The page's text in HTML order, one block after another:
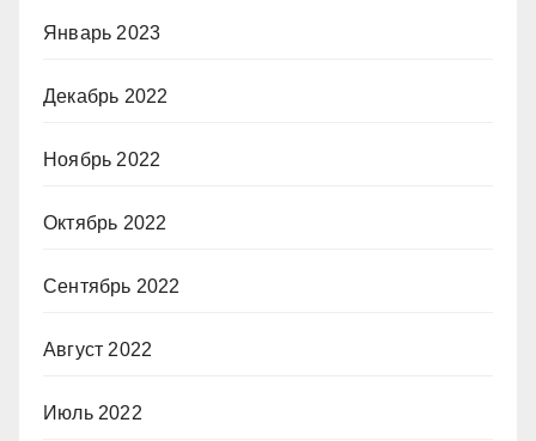
Январь 2023
Декабрь 2022
Ноябрь 2022
Октябрь 2022
Сентябрь 2022
Август 2022
Июль 2022